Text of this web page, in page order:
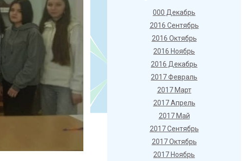
000 Декабрь
2016 Сентябрь
2016 Октябрь
2016 Ноябрь
2016 Декабрь
2017 Февраль
2017 Март
2017 Апрель
2017 Май
2017 Сентябрь
2017 Октябрь
2017 Ноябрь